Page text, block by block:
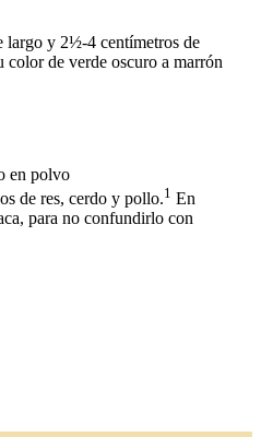
largo y 2½-4 centímetros de
color de verde oscuro a marrón
en polvo
de res, cerdo y pollo.1 ​ En
para no confundirlo con